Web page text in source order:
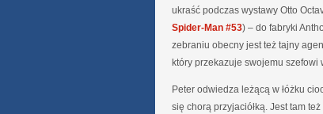
ukraść podczas wystawy Otto
Spider-Man #53) – do fabryki
zebraniu obecny jest też tajny
który przekazuje swojemu
Peter odwiedza leżącą w łóżku
się chorą przyjaciółką. Jest tam